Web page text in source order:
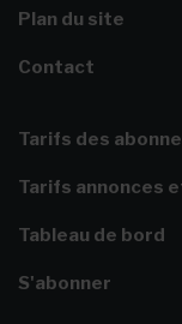
Plan du site
Contact
Tarifs des
Tarifs annonces
Tableau de bord
S'abonner